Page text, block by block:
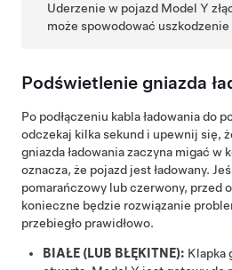
Uderzenie w pojazd Model Y
może spowodować
Podświetlenie gniazda
Po podłączeniu kabla ładowania do
odczekaj kilka sekund i upewnij się,
gniazda ładowania zaczyna migać w
oznacza, że pojazd jest ładowany.
pomarańczowy lub czerwony, przed
konieczne będzie rozwiązanie
przebiegło prawidłowo.
BIAŁE (LUB BŁĘKITNE): Klapka